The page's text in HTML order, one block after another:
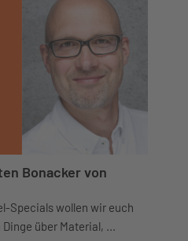
Bonacker von
Specials wollen wir euch
über Material, ...